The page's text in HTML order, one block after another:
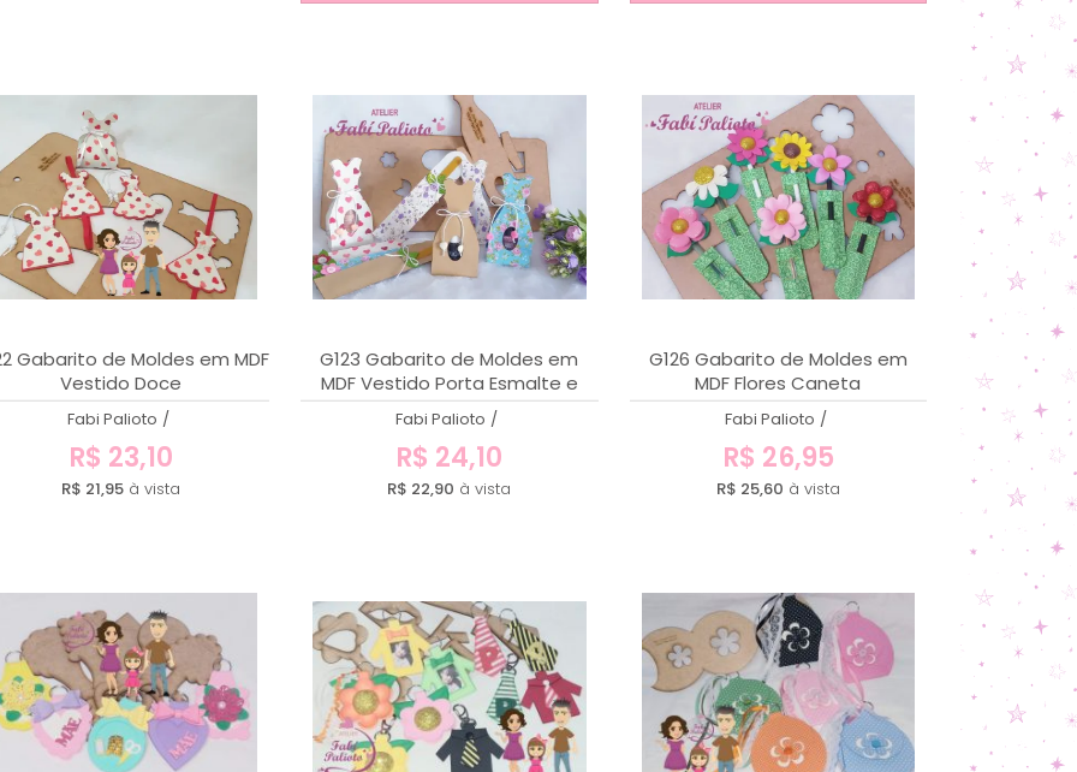
Gabarito de Moldes em MDF
Vestido Doce
Fabi Palioto /
R$ 23,10
R$ 21,95 à vista
G123 Gabarito de Moldes em
MDF Vestido Porta Esmalte e
Porta Lixa de Unha
Fabi Palioto /
R$ 24,10
R$ 22,90 à vista
G126 Gabarito de Moldes em
MDF Flores Caneta
Fabi Palioto /
R$ 26,95
R$ 25,60 à vista